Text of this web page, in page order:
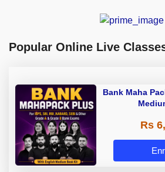
Popular Online Live
Bank Maha
Rs